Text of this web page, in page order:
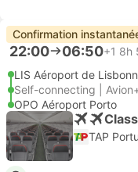
Confirmation
22:00 06:50+1 8h
LIS Aéroport de
Self-connecting |
OPO Aéroport Porto
TAP